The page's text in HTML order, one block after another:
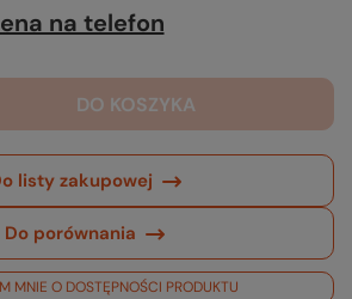
na telefon
DO KOSZYKA
listy zakupowej
Do porównania
MNIE O DOSTĘPNOŚCI PRODUKTU